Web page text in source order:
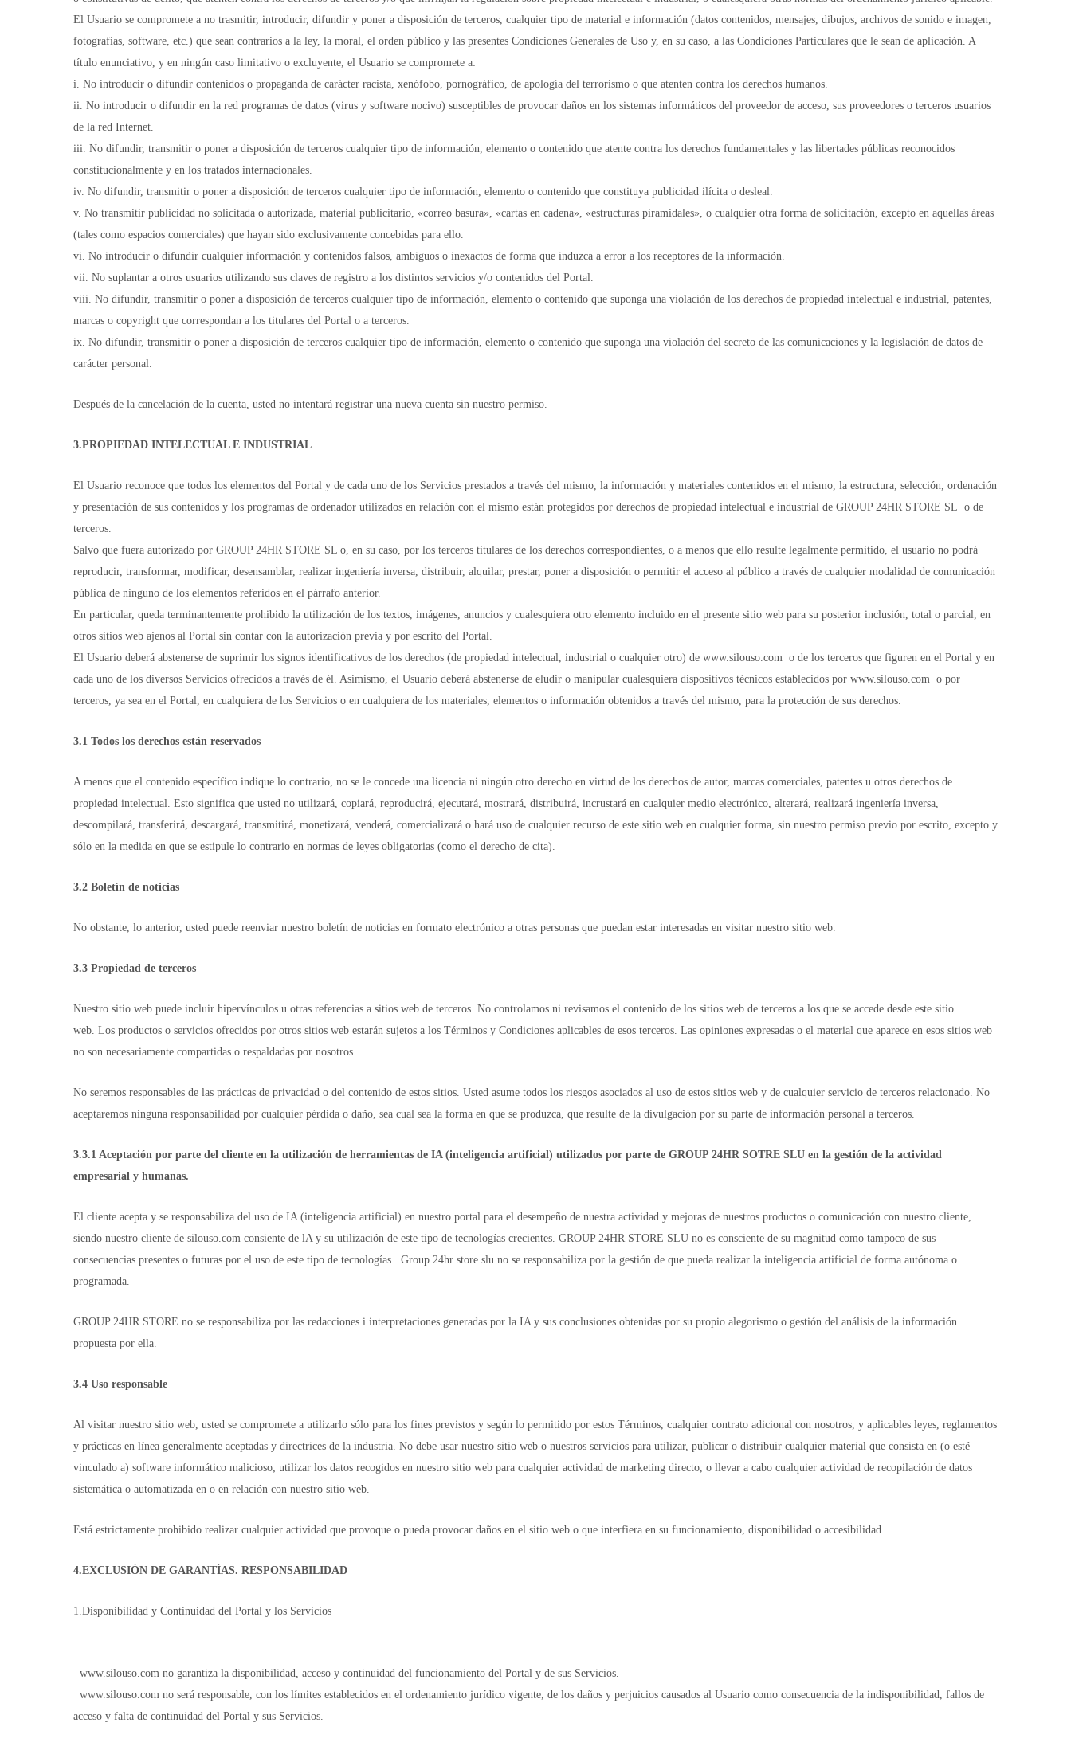
El Usuario se compromete a no trasmitir, introducir, difundir y poner a disposición de terceros, cualquier tipo de material e información (datos contenidos, mensajes, dibujos, archivos de sonido e imagen,
fotografías, software, etc.) que sean contrarios a la ley, la moral, el orden público y las presentes Condiciones Generales de Uso y, en su caso, a las Condiciones Particulares que le sean de aplicación. A
título enunciativo, y en ningún caso limitativo o excluyente, el Usuario se compromete a:
i. No introducir o difundir contenidos o propaganda de carácter racista, xenófobo, pornográfico, de apología del terrorismo o que atenten contra los derechos humanos.
ii. No introducir o difundir en la red programas de datos (virus y software nocivo) susceptibles de provocar daños en los sistemas informáticos del proveedor de acceso, sus proveedores o terceros usuarios
de la red Internet.
iii. No difundir, transmitir o poner a disposición de terceros cualquier tipo de información, elemento o contenido que atente contra los derechos fundamentales y las libertades públicas reconocidos
constitucionalmente y en los tratados internacionales.
iv. No difundir, transmitir o poner a disposición de terceros cualquier tipo de información, elemento o contenido que constituya publicidad ilícita o desleal.
v. No transmitir publicidad no solicitada o autorizada, material publicitario, «correo basura», «cartas en cadena», «estructuras piramidales», o cualquier otra forma de solicitación, excepto en aquellas áreas
(tales como espacios comerciales) que hayan sido exclusivamente concebidas para ello.
vi. No introducir o difundir cualquier información y contenidos falsos, ambiguos o inexactos de forma que induzca a error a los receptores de la información.
vii. No suplantar a otros usuarios utilizando sus claves de registro a los distintos servicios y/o contenidos del Portal.
viii. No difundir, transmitir o poner a disposición de terceros cualquier tipo de información, elemento o contenido que suponga una violación de los derechos de propiedad intelectual e industrial, patentes,
marcas o copyright que correspondan a los titulares del Portal o a terceros.
ix. No difundir, transmitir o poner a disposición de terceros cualquier tipo de información, elemento o contenido que suponga una violación del secreto de las comunicaciones y la legislación de datos de
carácter personal.
Después de la cancelación de la cuenta, usted no intentará registrar una nueva cuenta sin nuestro permiso.
3.PROPIEDAD INTELECTUAL E INDUSTRIAL.
El Usuario reconoce que todos los elementos del Portal y de cada uno de los Servicios prestados a través del mismo, la información y materiales contenidos en el mismo, la estructura, selección, ordenación
y presentación de sus contenidos y los programas de ordenador utilizados en relación con el mismo están protegidos por derechos de propiedad intelectual e industrial de GROUP 24HR STORE SL o de
terceros.
Salvo que fuera autorizado por GROUP 24HR STORE SL o, en su caso, por los terceros titulares de los derechos correspondientes, o a menos que ello resulte legalmente permitido, el usuario no podrá
reproducir, transformar, modificar, desensamblar, realizar ingeniería inversa, distribuir, alquilar, prestar, poner a disposición o permitir el acceso al público a través de cualquier modalidad de comunicación
pública de ninguno de los elementos referidos en el párrafo anterior.
En particular, queda terminantemente prohibido la utilización de los textos, imágenes, anuncios y cualesquiera otro elemento incluido en el presente sitio web para su posterior inclusión, total o parcial, en
otros sitios web ajenos al Portal sin contar con la autorización previa y por escrito del Portal.
El Usuario deberá abstenerse de suprimir los signos identificativos de los derechos (de propiedad intelectual, industrial o cualquier otro) de www.silouso.com o de los terceros que figuren en el Portal y en
cada uno de los diversos Servicios ofrecidos a través de él. Asimismo, el Usuario deberá abstenerse de eludir o manipular cualesquiera dispositivos técnicos establecidos por www.silouso.com o por
terceros, ya sea en el Portal, en cualquiera de los Servicios o en cualquiera de los materiales, elementos o información obtenidos a través del mismo, para la protección de sus derechos.
3.1 Todos los derechos están reservados
A menos que el contenido específico indique lo contrario, no se le concede una licencia ni ningún otro derecho en virtud de los derechos de autor, marcas comerciales, patentes u otros derechos de
propiedad intelectual. Esto significa que usted no utilizará, copiará, reproducirá, ejecutará, mostrará, distribuirá, incrustará en cualquier medio electrónico, alterará, realizará ingeniería inversa,
descompilará, transferirá, descargará, transmitirá, monetizará, venderá, comercializará o hará uso de cualquier recurso de este sitio web en cualquier forma, sin nuestro permiso previo por escrito, excepto y
sólo en la medida en que se estipule lo contrario en normas de leyes obligatorias (como el derecho de cita).
3.2 Boletín de noticias
No obstante, lo anterior, usted puede reenviar nuestro boletín de noticias en formato electrónico a otras personas que puedan estar interesadas en visitar nuestro sitio web.
3.3 Propiedad de terceros
Nuestro sitio web puede incluir hipervínculos u otras referencias a sitios web de terceros. No controlamos ni revisamos el contenido de los sitios web de terceros a los que se accede desde este sitio
web. Los productos o servicios ofrecidos por otros sitios web estarán sujetos a los Términos y Condiciones aplicables de esos terceros. Las opiniones expresadas o el material que aparece en esos sitios web
no son necesariamente compartidas o respaldadas por nosotros.
No seremos responsables de las prácticas de privacidad o del contenido de estos sitios. Usted asume todos los riesgos asociados al uso de estos sitios web y de cualquier servicio de terceros relacionado. No
aceptaremos ninguna responsabilidad por cualquier pérdida o daño, sea cual sea la forma en que se produzca, que resulte de la divulgación por su parte de información personal a terceros.
3.3.1 Aceptación por parte del cliente en la utilización de herramientas de IA (inteligencia artificial) utilizados por parte de GROUP 24HR SOTRE SLU en la gestión de la actividad
empresarial y humanas.
El cliente acepta y se responsabiliza del uso de IA (inteligencia artificial) en nuestro portal para el desempeño de nuestra actividad y mejoras de nuestros productos o comunicación con nuestro cliente,
siendo nuestro cliente de silouso.com consiente de lA y su utilización de este tipo de tecnologías crecientes. GROUP 24HR STORE SLU no es consciente de su magnitud como tampoco de sus
consecuencias presentes o futuras por el uso de este tipo de tecnologías. Group 24hr store slu no se responsabiliza por la gestión de que pueda realizar la inteligencia artificial de forma autónoma o
programada.
GROUP 24HR STORE no se responsabiliza por las redacciones i interpretaciones generadas por la IA y sus conclusiones obtenidas por su propio alegorismo o gestión del análisis de la información
propuesta por ella.
3.4 Uso responsable
Al visitar nuestro sitio web, usted se compromete a utilizarlo sólo para los fines previstos y según lo permitido por estos Términos, cualquier contrato adicional con nosotros, y aplicables leyes, reglamentos
y prácticas en línea generalmente aceptadas y directrices de la industria. No debe usar nuestro sitio web o nuestros servicios para utilizar, publicar o distribuir cualquier material que consista en (o esté
vinculado a) software informático malicioso; utilizar los datos recogidos en nuestro sitio web para cualquier actividad de marketing directo, o llevar a cabo cualquier actividad de recopilación de datos
sistemática o automatizada en o en relación con nuestro sitio web.
Está estrictamente prohibido realizar cualquier actividad que provoque o pueda provocar daños en el sitio web o que interfiera en su funcionamiento, disponibilidad o accesibilidad.
4.EXCLUSIÓN DE GARANTÍAS. RESPONSABILIDAD
1.Disponibilidad y Continuidad del Portal y los Servicios
www.silouso.com no garantiza la disponibilidad, acceso y continuidad del funcionamiento del Portal y de sus Servicios.
www.silouso.com no será responsable, con los límites establecidos en el ordenamiento jurídico vigente, de los daños y perjuicios causados al Usuario como consecuencia de la indisponibilidad, fallos de
acceso y falta de continuidad del Portal y sus Servicios.